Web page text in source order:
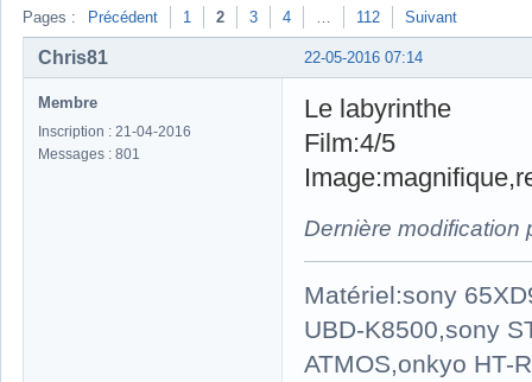
Pages : Précédent 1 2 3 4 … 112 Suivant
22-05-2016 07:14
Chris81
Membre
Inscription : 21-04-2016
Messages : 801
Le labyrinthe
Film:4/5
Dernière modification
Matériel:sony
UBD-K8500,sony
ATMOS,onkyo HT-